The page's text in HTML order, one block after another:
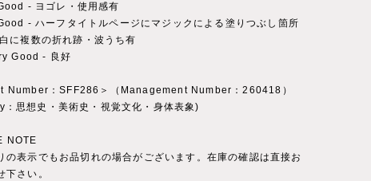
- ヨゴレ・使用感有
- ハーフタイトルページにマジックによる塗りつぶし箇所
に複数の折れ跡・波うち有
Good - 良好
Number：SFF286＞（Management Number：260418）
思想史・美術史・視覚文化・身体表象)
NOTE
の表示でもお品切れの場合がございます。在庫の確認は直接お
下さい。